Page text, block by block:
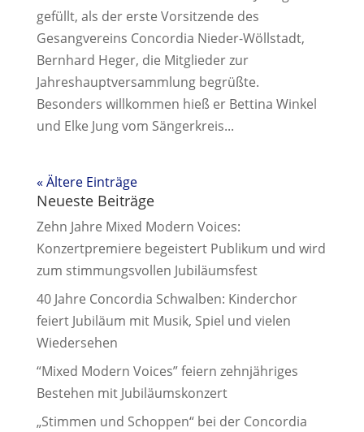
gefüllt, als der erste Vorsitzende des
Gesangvereins Concordia Nieder-Wöllstadt,
Bernhard Heger, die Mitglieder zur
Jahreshauptversammlung begrüßte.
Besonders willkommen hieß er Bettina Winkel
und Elke Jung vom Sängerkreis...
« Ältere Einträge
Neueste Beiträge
Zehn Jahre Mixed Modern Voices:
Konzertpremiere begeistert Publikum und wird
zum stimmungsvollen Jubiläumsfest
40 Jahre Concordia Schwalben: Kinderchor
feiert Jubiläum mit Musik, Spiel und vielen
Wiedersehen
“Mixed Modern Voices” feiern zehnjähriges
Bestehen mit Jubiläumskonzert
„Stimmen und Schoppen“ bei der Concordia